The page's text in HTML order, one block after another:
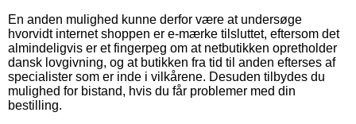
En anden mulighed kunne derfor være at undersøge
hvorvidt internet shoppen er e-mærke tilsluttet, eftersom det
almindeligvis er et fingerpeg om at netbutikken opretholder
dansk lovgivning, og at butikken fra tid til anden efterses af
specialister som er inde i vilkårene. Desuden tilbydes du
mulighed for bistand, hvis du får problemer med din
bestilling.